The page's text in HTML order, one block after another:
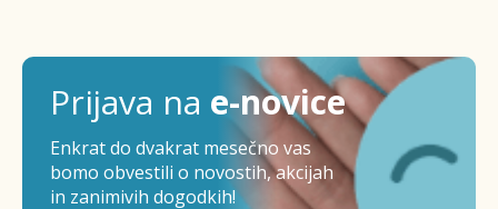
Prijava na e-novice
Enkrat do dvakrat mesečno vas
bomo obvestili o novostih, akcijah
in zanimivih dogodkih!